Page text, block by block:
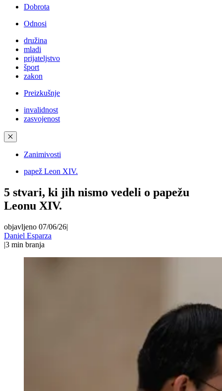
Dobrota
Odnosi
družina
mladi
prijateljstvo
šport
zakon
Preizkušnje
invalidnost
zasvojenost
✕
Zanimivosti
papež Leon XIV.
5 stvari, ki jih nismo vedeli o papežu
Leonu XIV.
objavljeno 07/06/26|
Daniel Esparza
|3 min branja